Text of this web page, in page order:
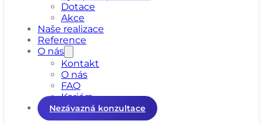
Dotace
Akce
Naše realizace
Reference
O nás
Kontakt
O nás
FAQ
Kariéra
Nezávazná konzultace